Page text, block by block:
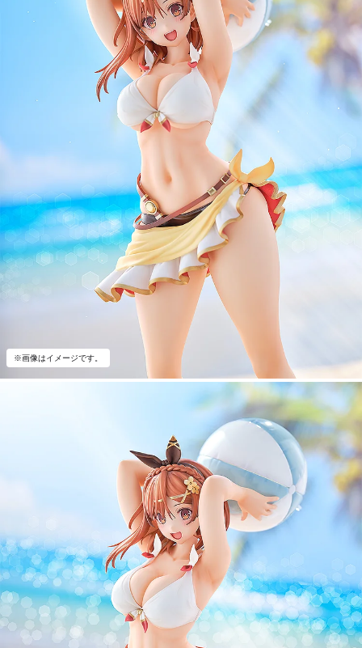
※画像はイメージです。